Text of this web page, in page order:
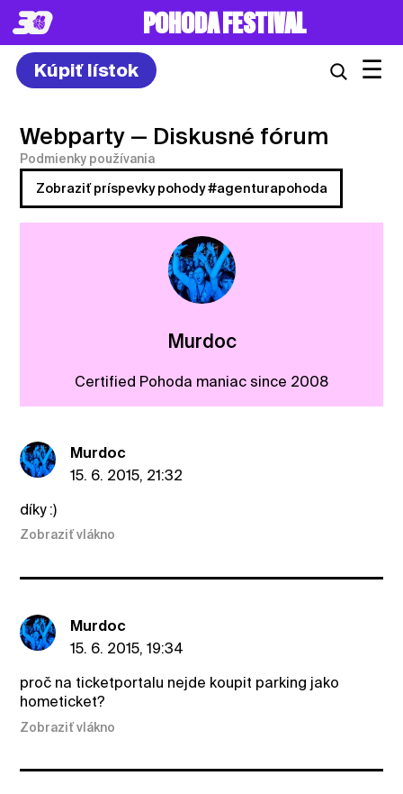
POHODA FESTIVAL
Kúpiť lístok ☰
Webparty — Diskusné fórum
Podmienky používania
Zobraziť príspevky pohody #agenturapohoda
Murdoc
Certified Pohoda maniac since 2008
Murdoc
15. 6. 2015, 21:32
díky :)
Zobraziť vlákno
Murdoc
15. 6. 2015, 19:34
proč na ticketportalu nejde koupit parking jako
hometicket?
Zobraziť vlákno